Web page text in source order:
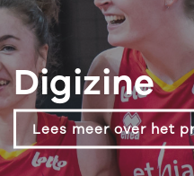
Digizine
Lees meer over het